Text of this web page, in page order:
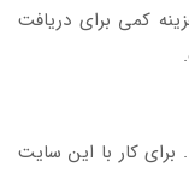
کمی برای دریافت
برای کار با این سایت